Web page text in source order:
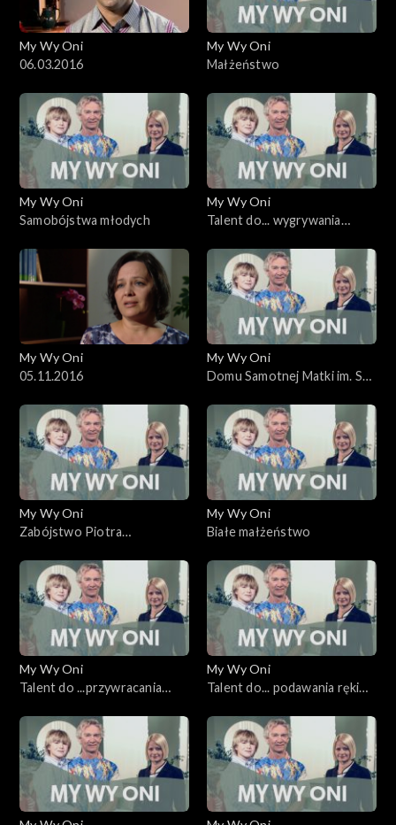
My Wy Oni
06.03.2016
My Wy Oni
Małżeństwo
My Wy Oni
Samobójstwa młodych
My Wy Oni
Talent do... wygrywania
My Wy Oni
05.11.2016
My Wy Oni
Domu Samotnej Matki im. St.
My Wy Oni
Zabójstwo Piotra
wojennym
My Wy Oni
Białe małżeństwo
My Wy Oni
Talent do ...przywracania
My Wy Oni
Talent do... podawania ręki